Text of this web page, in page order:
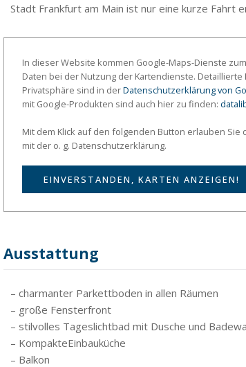
Stadt Frankfurt am Main ist nur eine kurze Fahrt
In dieser Website kommen Google-Maps-Dienste
Daten bei der Nutzung der Kartendienste.
Privatsphäre sind in derDatenschutzerklärung von
mit Google-Produkten sind auch hier zu finden:
Mit dem Klick auf den folgenden Button erlauben
mit der o. g. Datenschutzerklärung.
EINVERSTANDEN, KARTEN ANZEIGEN!
Ausstattung
– charmanter Parkettboden in allen Räumen
– große Fensterfront
– stilvolles Tageslichtbad mit Dusche und
– KompakteEinbauküche
– Balkon